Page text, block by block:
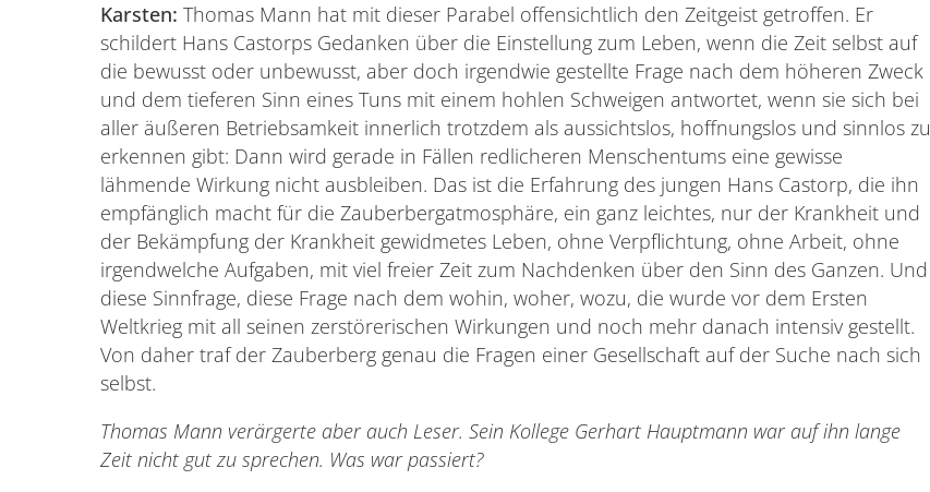
Karsten: Thomas Mann hat mit dieser Parabel offensichtlich den Zeitgeist getroffen. Er
schildert Hans Castorps Gedanken über die Einstellung zum Leben, wenn die Zeit selbst auf
die bewusst oder unbewusst, aber doch irgendwie gestellte Frage nach dem höheren Zweck
und dem tieferen Sinn eines Tuns mit einem hohlen Schweigen antwortet, wenn sie sich bei
aller äußeren Betriebsamkeit innerlich trotzdem als aussichtslos, hoffnungslos und sinnlos zu
erkennen gibt: Dann wird gerade in Fällen redlicheren Menschentums eine gewisse
lähmende Wirkung nicht ausbleiben. Das ist die Erfahrung des jungen Hans Castorp, die ihn
empfänglich macht für die Zauberbergatmosphäre, ein ganz leichtes, nur der Krankheit und
der Bekämpfung der Krankheit gewidmetes Leben, ohne Verpflichtung, ohne Arbeit, ohne
irgendwelche Aufgaben, mit viel freier Zeit zum Nachdenken über den Sinn des Ganzen. Und
diese Sinnfrage, diese Frage nach dem wohin, woher, wozu, die wurde vor dem Ersten
Weltkrieg mit all seinen zerstörerischen Wirkungen und noch mehr danach intensiv gestellt.
Von daher traf der Zauberberg genau die Fragen einer Gesellschaft auf der Suche nach sich
selbst.
Thomas Mann verärgerte aber auch Leser. Sein Kollege Gerhart Hauptmann war auf ihn lange
Zeit nicht gut zu sprechen. Was war passiert?